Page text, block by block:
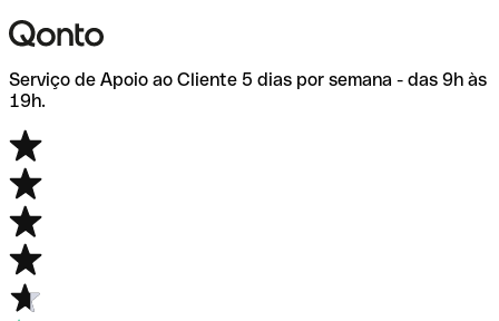
Serviço de Apoio ao Cliente 5 dias por semana - das 9h às
19h.